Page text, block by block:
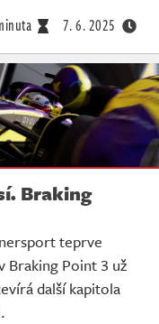
7. 6. 2025
Braking
teprve
Braking Point 3 už
další kapitola